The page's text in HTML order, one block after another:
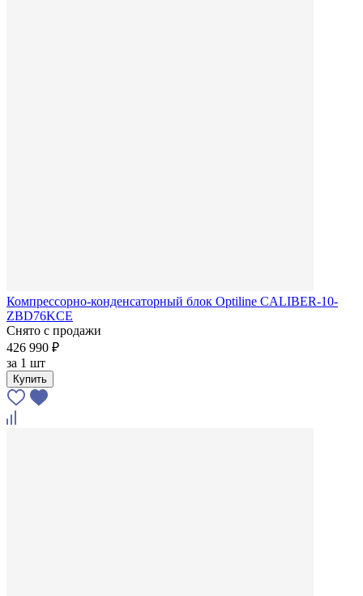
Компрессорно-конденсаторный блок Optiline CALIBER-10-
ZBD76KCE
Снято с продажи
426 990 ₽
за 1 шт
Купить